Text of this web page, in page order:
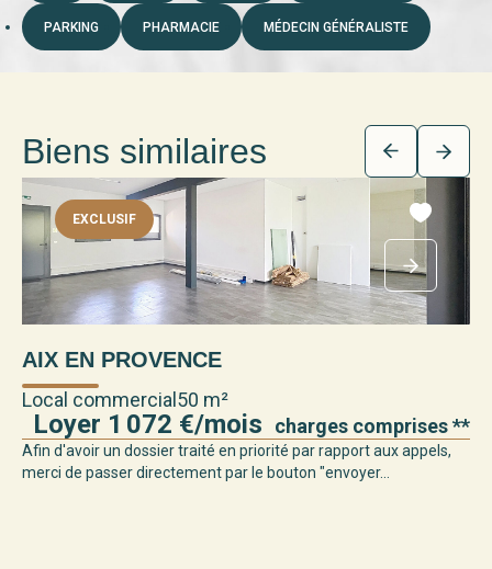
PARKING PHARMACIE MÉDECIN GÉNÉRALISTE
Biens similaires
EXCLUSIF
AIX EN PROVENCE
Local commercial 50 m²
Loyer 1 072 €/mois charges comprises **
Afin d'avoir un dossier traité en priorité par rapport aux appels,
merci de passer directement par le bouton "envoyer...